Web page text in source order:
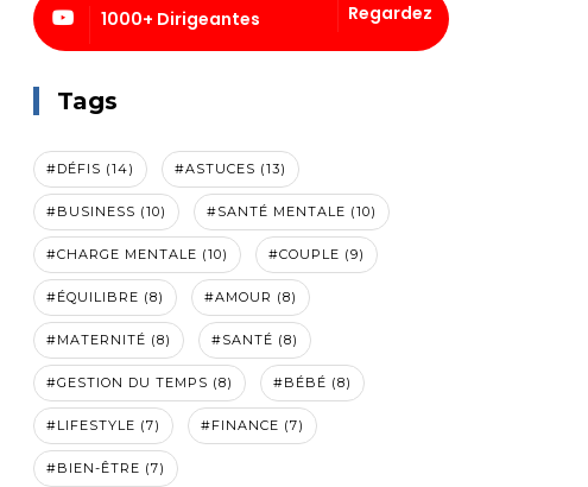
1000+ Dirigeantes Regardez
Tags
#DÉFIS (14) #ASTUCES (13)
#BUSINESS (10) #SANTÉ MENTALE (10)
#CHARGE MENTALE (10) #COUPLE (9)
#ÉQUILIBRE (8) #AMOUR (8)
#MATERNITÉ (8) #SANTÉ (8)
#GESTION DU TEMPS (8) #BÉBÉ (8)
#LIFESTYLE (7) #FINANCE (7)
#BIEN-ÊTRE (7)